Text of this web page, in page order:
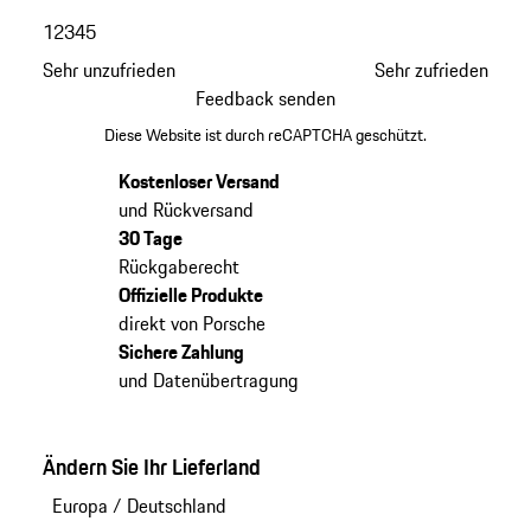
Sehr unzufrieden
12345
Sehr zufrieden
Feedback senden
Diese Website ist durch reCAPTCHA geschützt.
Kostenloser Versand
und Rückversand
30 Tage
Rückgaberecht
Offizielle Produkte
direkt von Porsche
Sichere Zahlung
und Datenübertragung
Ändern Sie Ihr Lieferland
Europa / Deutschland